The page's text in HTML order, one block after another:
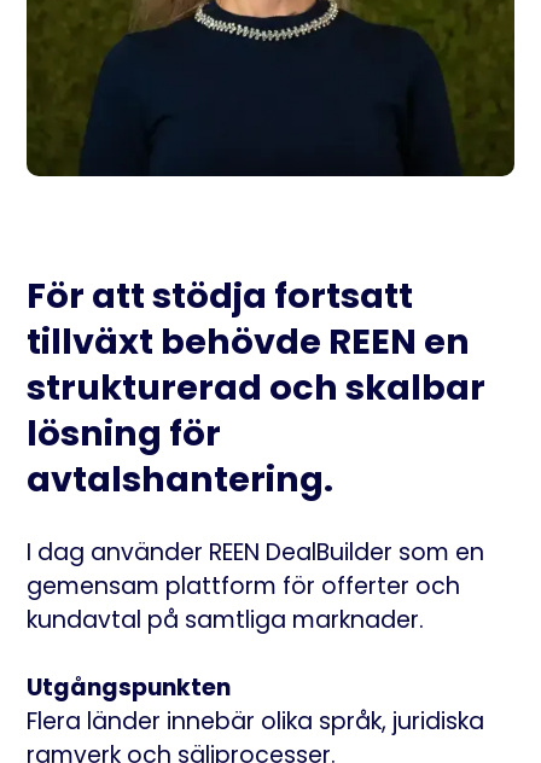
För att stödja fortsatt
tillväxt behövde REEN en
strukturerad och skalbar
lösning för
avtalshantering.
I dag använder REEN DealBuilder som en
gemensam plattform för offerter och
kundavtal på samtliga marknader.
Utgångspunkten
Flera länder innebär olika språk, juridiska
ramverk och säljprocesser.